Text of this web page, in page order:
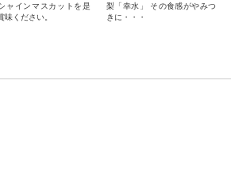
ャインマスカットを是
味ください。
梨「幸水」 その食感がやみつ
きに・・・